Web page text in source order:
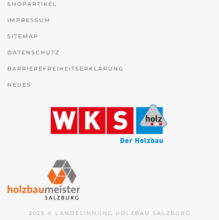
SHOPARTIKEL
IMPRESSUM
SITEMAP
DATENSCHUTZ
BARRIEREFREIHEITSERKLÄRUNG
NEUES
2025 © LANDESINNUNG HOLZBAU SALZBURG